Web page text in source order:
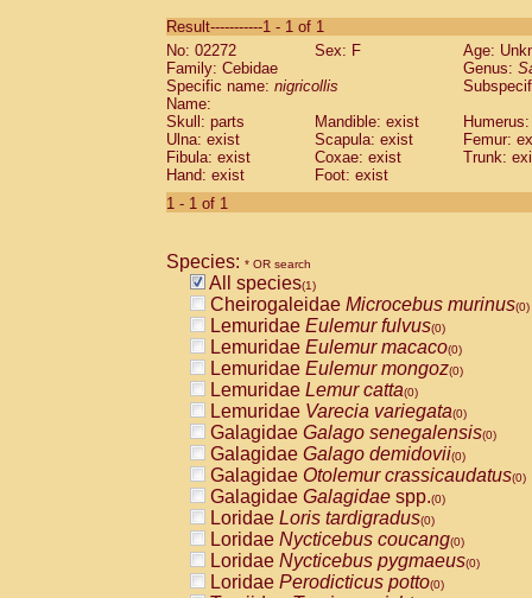
CebidaeSaguinus labiatus(0)
Cebidae Saguinus leucopus (0)
Cebidae
CebidaeSaguinus mystax
Cebidae Saguinus nigricollis (1)
Cebidae Saguinus oedipus
Cebidae Saguinus weddelli
Cebidae Saguinusspp.
Cebidae
CebidaeCebus capucinus
CebidaeCebus nigrivittatus
CebidaeCebus spp.(0)
CebidaeSaimiri boliviensis(0)
CebidaeSaimiri sciureus(0)
AtelidaeAlouatta caraya(0)
AtelidaeAlouatta fusca(0)
AtelidaeAlouatta seniculus(0)
AtelidaeAlouattaspp.(0)
AtelidaeAteles belzebuth(0)
AtelidaeAteles geoffroyi(0)
AtelidaeAteles paniscus(0)
AtelidaeAtelesspp.(0)
AtelidaeLagothrix lagothricha(0)
AtelidaeLagothrix lagothricha cana
PitheciidaeCacajao calvus
Result-----------1 - 1 of 1
No: 02272
Sex: F
Age:
Family: Cebidae
Genus:
Specific name: nigricollis
Name:
Skull: parts
Mandible: exist
Ulna: exist
Scapula: exist
Femur:
Fibula: exist
Coxae: exist
Trunk:
Hand: exist
Foot: exist
1 - 1 of 1
Species: * OR search
All species(1)
Cheirogaleidae Microcebus murinus(0)
Lemuridae Eulemur fulvus(0)
Lemuridae Eulemur macaco(0)
Lemuridae Eulemur mongoz(0)
Lemuridae Lemur catta(0)
Lemuridae Varecia variegata(0)
Galagidae Galago senegalensis(0)
Galagidae Galago demidovii(0)
Galagidae Otolemur crassicaudatus(0)
Galagidae Galagidae spp.(0)
Loridae Loris tardigradus(0)
Loridae Nycticebus coucang(0)
Loridae Nycticebus pygmaeus(0)
Loridae Perodicticus potto(0)